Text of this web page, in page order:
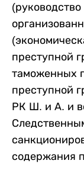
преступной
таможенных
преступной
РК Ш. и А. и
содержания